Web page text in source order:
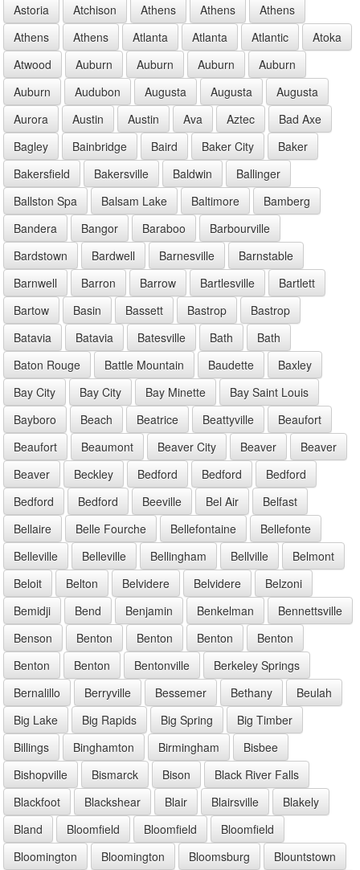
Astoria
Atchison Athens Athens
Athens
Athens
Athens Atlanta Atlanta Atlantic
Atoka
Atwood
Auburn Auburn Auburn
Auburn
Auburn
Audubon Augusta Augusta
Augusta
Aurora
Austin Austin Ava Aztec
Bad Axe
Bagley
Bainbridge Baird Baker City
Baker
Bakersfield
Bakersville Baldwin
Ballinger
Ballston Spa
Balsam Lake Baltimore
Bamberg
Bandera
Bangor Baraboo
Barbourville
Bardstown
Bardwell Barnesville
Barnstable
Barnwell
Barron Barrow Bartlesville
Bartlett
Bartow
Basin Bassett Bastrop
Bastrop
Batavia
Batavia Batesville Bath
Bath
Baton Rouge
Battle Mountain Baudette
Baxley
Bay City
Bay City Bay Minette
Bay Saint Louis
Bayboro
Beach Beatrice Beattyville
Beaufort
Beaufort
Beaumont Beaver City Beaver
Beaver
Beaver
Beckley Bedford Bedford
Bedford
Bedford
Bedford Beeville Bel Air
Belfast
Bellaire
Belle Fourche Bellefontaine
Bellefonte
Belleville
Belleville Bellingham Bellville
Belmont
Beloit
Belton Belvidere Belvidere
Belzoni
Bemidji
Bend Benjamin Benkelman
Bennettsville
Benson
Benton Benton Benton
Benton
Benton
Benton Bentonville
Berkeley Springs
Bernalillo
Berryville Bessemer Bethany
Beulah
Big Lake
Big Rapids Big Spring
Big Timber
Billings
Binghamton Birmingham
Bisbee
Bishopville
Bismarck Bison
Black River Falls
Blackfoot
Blackshear Blair Blairsville
Blakely
Bland
Bloomfield Bloomfield
Bloomfield
Bloomington
Bloomington Bloomsburg
Blountstown